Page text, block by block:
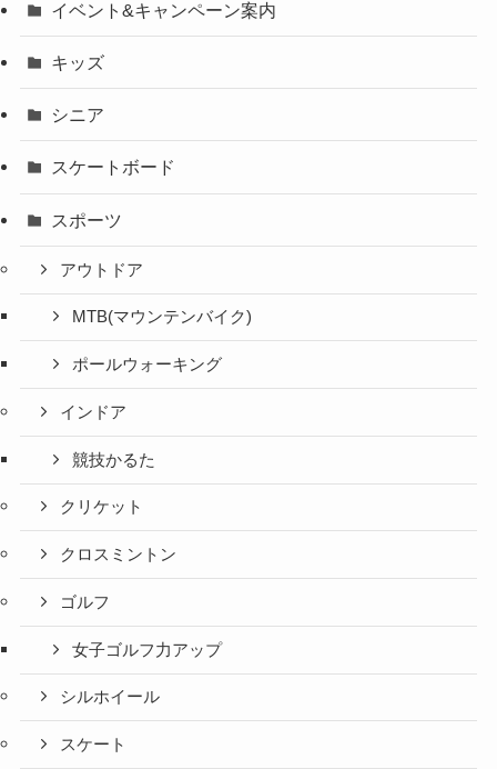
イベント&キャンペーン案内
キッズ
シニア
スケートボード
スポーツ
アウトドア
MTB(マウンテンバイク)
ポールウォーキング
インドア
競技かるた
クリケット
クロスミントン
ゴルフ
女子ゴルフ力アップ
シルホイール
スケート